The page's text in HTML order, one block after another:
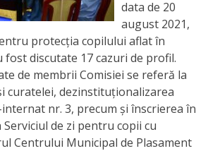
data de 20
august 2021,
protecția copilului aflat în
fost discutate 17 cazuri de profil.
de membrii Comisiei se referă la
curatelei, dezinstituţionalizarea
nr. 3, precum și înscrierea în
Serviciul de zi pentru copii cu
Centrului Municipal de Plasament